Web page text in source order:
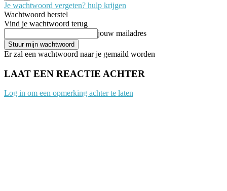
Je wachtwoord vergeten? hulp krijgen
Wachtwoord herstel
Vind je wachtwoord terug
jouw mailadres
Er zal een wachtwoord naar je gemaild worden
LAAT EEN REACTIE ACHTER
Log in om een opmerking achter te laten